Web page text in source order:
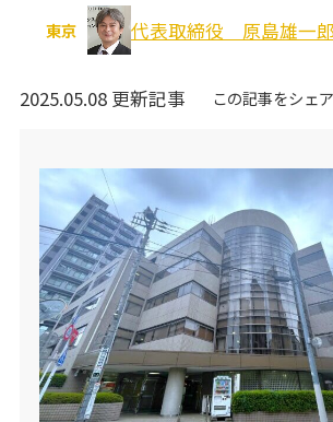
オフィス移転関連
個人情報の取り扱いについて
東京 代表取締役 原島雄一郎
2025.05.08 更新記事 この記事をシェ